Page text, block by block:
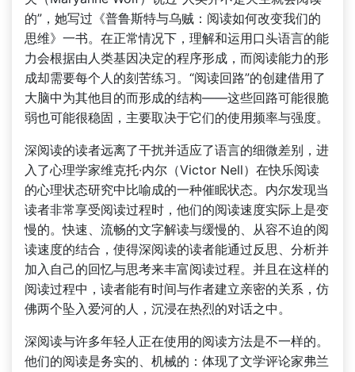
的”，她写过《普鲁斯特与乌贼：阅读如何改变我们的
思维》一书。在正常情况下，理解和运用口头语言的能
力会根据由人类基因决定的程序形成，而阅读能力的形
成却需要每个人的刻苦练习。“阅读回路”的创建借用了
大脑中为其他目的而形成的结构——这些回路可能很脆
弱也可能很稳固，主要取决于它们的使用频率与强度。
深阅读的读者远离了干扰并适应了语言的细微差别，进
入了心理学家维克托·内尔（Victor Nell）在快乐阅读
的心理状态研究中比喻成的一种催眠状态。内尔发现当
读者非常享受阅读过程时，他们的阅读速度实际上是变
慢的。快速、流畅的文字解读与缓慢的、从容不迫的阅
读速度的结合，使得深阅读的读者能通过反思、分析并
加入自己的回忆与思考来丰富阅读过程。并且在这样的
阅读过程中，读者能有时间与作者建立亲密的关系，仿
佛两个坠入爱河的人，沉浸在热烈的对话之中。
深阅读与许多年轻人正在使用的阅读方法是不一样的。
他们的阅读是务实的、机械的：体现了文学评论家弗兰